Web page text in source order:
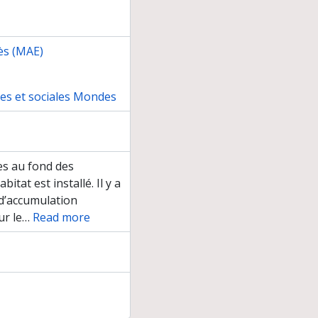
(MAE)
et sociales Mondes
au fond des
est installé. Il y a
le… Read more